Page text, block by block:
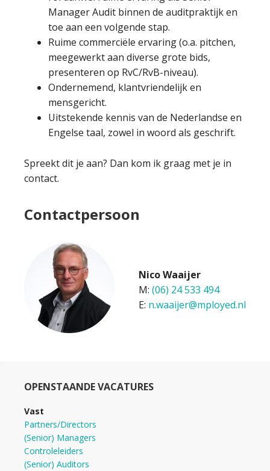
Manager Audit binnen de auditpraktijk en
toe aan een volgende stap.
Ruime commerciële ervaring (o.a. pitchen,
meegewerkt aan diverse grote bids,
presenteren op RvC/RvB-niveau).
Ondernemend, klantvriendelijk en
mensgericht.
Uitstekende kennis van de Nederlandse en
Engelse taal, zowel in woord als geschrift.
Spreekt dit je aan? Dan kom ik graag met je in
contact.
Contactpersoon
Nico Waaijer
M: (06) 24 533 494
E: n.waaijer@mployed.nl
OPENSTAANDE VACATURES
Vast
Partners/Directors
(Senior) Managers
Controleleiders
(Senior) Auditors